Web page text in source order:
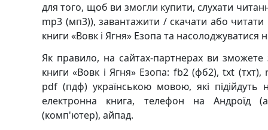
для того, щоб ви змогли купити, слухати
mp3 (мп3)), завантажити / скачати або
книги «Вовк і Ягня» Езопа та насолоджуватися
Як правило, на сайтах-партнерах ви зможете
книги «Вовк і Ягня» Езопа: fb2 (фб2), txt
pdf (пдф) українською мовою, які підійдуть
електронна книга, телефон на Андроїд
(комп'ютер), айпад.